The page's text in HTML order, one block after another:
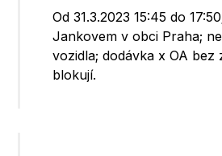
Od 31.3.2023 15:45 do
Jankovem v obci Praha;
vozidla; dodávka x OA bez
blokují.